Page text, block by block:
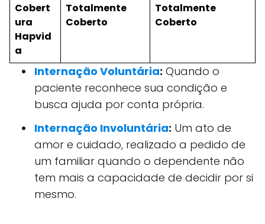
Cobert
ura
Hapvid
a
Totalmente
Coberto
Totalmente
Coberto
Internação Voluntária: Quando o
paciente reconhece sua condição e
busca ajuda por conta própria.
Internação Involuntária: Um ato de
amor e cuidado, realizado a pedido de
um familiar quando o dependente não
tem mais a capacidade de decidir por si
mesmo.